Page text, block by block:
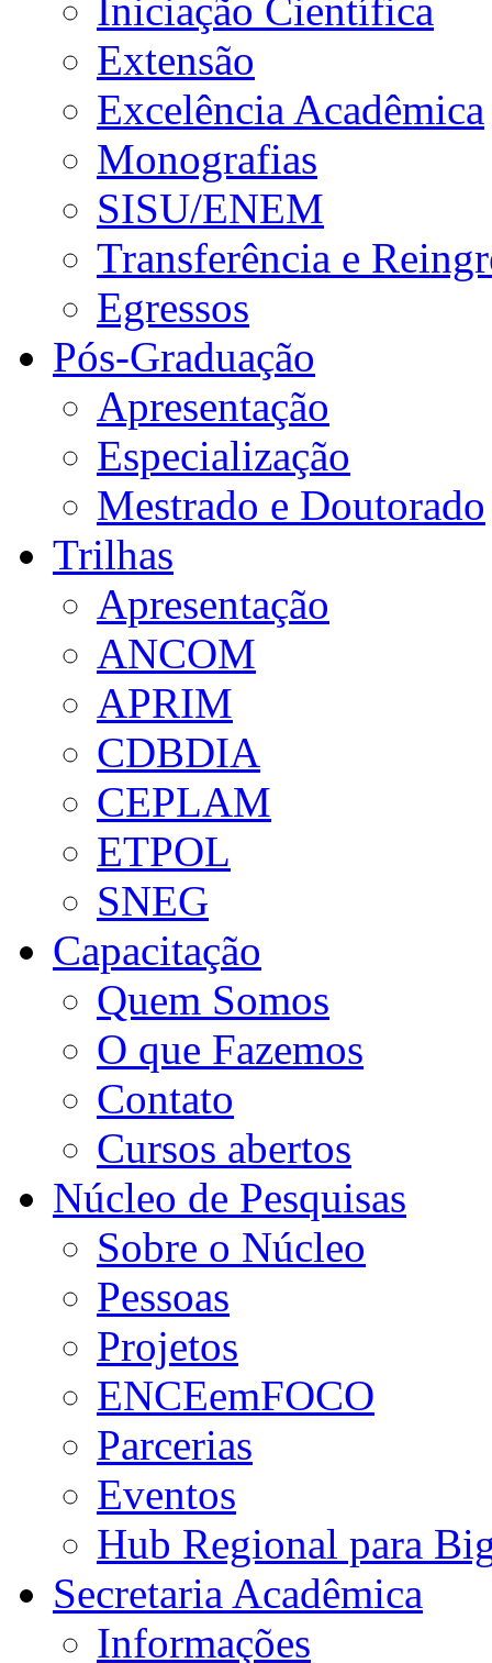
Iniciação Científica
Extensão
Excelência Acadêmica
Monografias
SISU/ENEM
Transferência e
Egressos
Pós-Graduação
Apresentação
Especialização
Mestrado e Doutorado
Trilhas
Apresentação
ANCOM
APRIM
CDBDIA
CEPLAM
ETPOL
SNEG
Capacitação
Quem Somos
O que Fazemos
Contato
Cursos abertos
Núcleo de Pesquisas
Sobre o Núcleo
Pessoas
Projetos
ENCEemFOCO
Parcerias
Eventos
Hub Regional para
Secretaria Acadêmica
Informações